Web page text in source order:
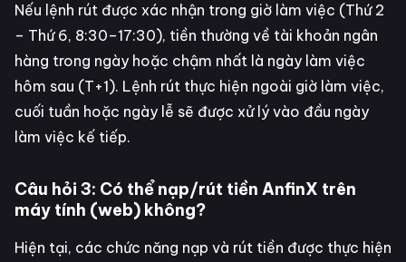
Nếu lệnh rút được xác nhận trong giờ làm việc (Thứ 2
– Thứ 6, 8:30–17:30), tiền thường về tài khoản ngân
hàng trong ngày hoặc chậm nhất là ngày làm việc
hôm sau (T+1). Lệnh rút thực hiện ngoài giờ làm việc,
cuối tuần hoặc ngày lễ sẽ được xử lý vào đầu ngày
làm việc kế tiếp.
Câu hỏi 3: Có thể nạp/rút tiền AnfinX trên
máy tính (web) không?
Hiện tại, các chức năng nạp và rút tiền được thực hiện